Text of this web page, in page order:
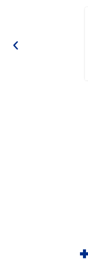
Lídia
Direito